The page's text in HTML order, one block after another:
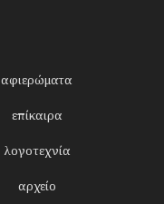
αφιερώματα
επίκαιρα
λογοτεχνία
αρχείο